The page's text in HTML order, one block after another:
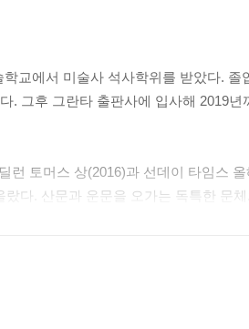
교에서 미술사 석사학위를 받았다.
. 그후 그란타 출판사에 입사해 2019
런 토머스 상(2016)과 선데이 타임스
다. 산문과 운문을 오가는 독특한 문
연극으로 각색되어 2018년 3월 초연되